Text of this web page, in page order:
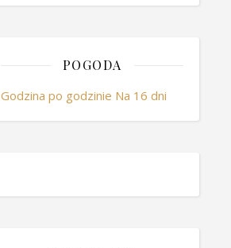
POGODA
Godzina po godzinie Na 16 dni